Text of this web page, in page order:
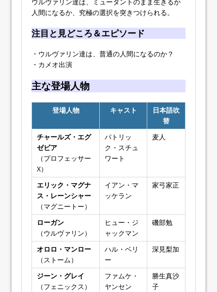
人間になるか、究極の選択を突きつけられる。
注目と見どころ＆エピソード
・ウルヴァリン達は、普通の人間になるのか？
・カメオ出演
主な登場人物
登場人物 キャスト
日本語吹
替
チャールズ・エグ
ゼビア
（プロフェッサー
X）
パトリッ
ク・スチュ
ワート
麦人
エリック・マグナ
ス・レーンシャー
（マグニートー）
イアン・マ
ッケラン
家弓家正
ローガン
（ウルヴァリン）
ヒュー・ジ
ャックマン
磯部勉
オロロ・マンロー
（ストーム）
ハル・ベリ
ー
深見梨加
ジーン・グレイ
（フェニックス）
ファムケ・
ヤンセン
勝生真沙
子